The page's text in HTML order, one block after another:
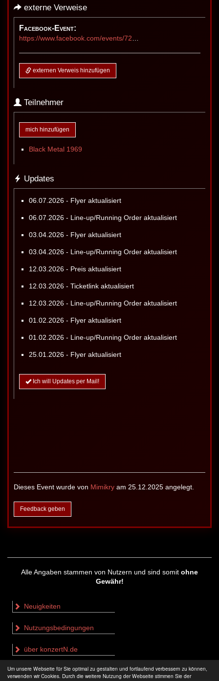
Um unsere Webseite für Sie optimal zu gestalten und fortlaufend verbessern zu können,
verwenden wir Cookies. Durch die weitere Nutzung der Webseite stimmen Sie der
externe Verweise
Facebook-Event:
https://www.facebook.com/events/725225363640353
externen Verweis hinzufügen
Teilnehmer
mich hinzufügen
Black Metal 1969
Updates
06.07.2026 - Flyer aktualisiert
06.07.2026 - Line-up/Running Order aktualisiert
03.04.2026 - Flyer aktualisiert
03.04.2026 - Line-up/Running Order aktualisiert
12.03.2026 - Preis aktualisiert
12.03.2026 - Ticketlink aktualisiert
12.03.2026 - Line-up/Running Order aktualisiert
01.02.2026 - Flyer aktualisiert
01.02.2026 - Line-up/Running Order aktualisiert
25.01.2026 - Flyer aktualisiert
Ich will Updates per Mail!
Dieses Event wurde von Mimikry am 25.12.2025 angelegt.
Feedback geben
Alle Angaben stammen von Nutzern und sind somit ohne
Gewähr!
Neuigkeiten
Nutzungsbedingungen
über konzertN.de
Impressum & Datenschutz